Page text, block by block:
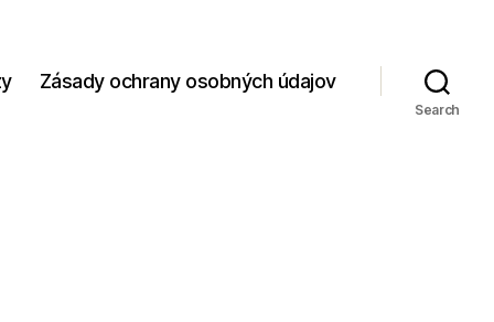
Zásady ochrany osobných údajov
Search